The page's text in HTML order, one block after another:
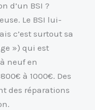
d’un BSI ?
Le BSI lui-
c’est surtout sa
») qui est
neuf en
à 1000€. Des
des réparations